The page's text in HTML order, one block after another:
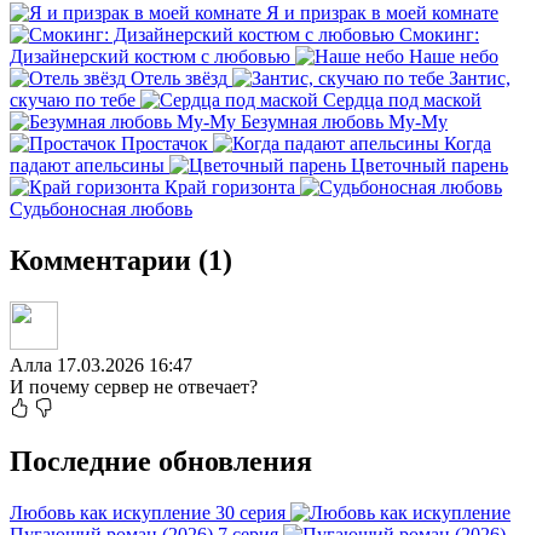
Я и призрак в моей комнате
Смокинг:
Дизайнерский костюм с любовью
Наше небо
Отель звёзд
Зантис,
скучаю по тебе
Сердца под маской
Безумная любовь Му-Му
Простачок
Когда
падают апельсины
Цветочный парень
Край горизонта
Судьбоносная любовь
Комментарии (1)
Алла 17.03.2026 16:47
И почему сервер не отвечает?
Последние обновления
Любовь как искупление 30 серия